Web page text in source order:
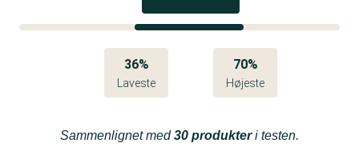
36%
Laveste
70%
Højeste
Sammenlignet med30 produkteri testen.